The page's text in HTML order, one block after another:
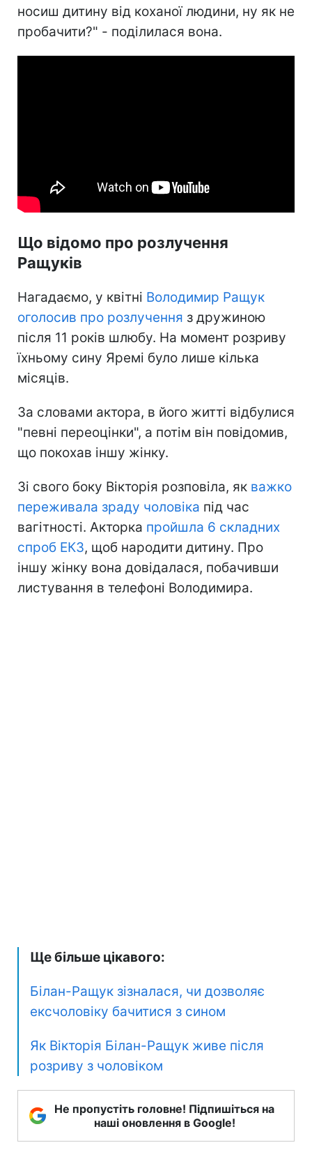
носиш дитину від коханої людини, ну як не
пробачити?" - поділилася вона.
Що відомо про розлучення
Ращуків
Нагадаємо, у квітні Володимир Ращук
оголосив про розлучення з дружиною
після 11 років шлюбу. На момент розриву
їхньому сину Яремі було лише кілька
місяців.
За словами актора, в його житті відбулися
"певні переоцінки", а потім він повідомив,
що покохав іншу жінку.
Зі свого боку Вікторія розповіла, як важко
переживала зраду чоловіка під час
вагітності. Акторка пройшла 6 складних
спроб ЕКЗ, щоб народити дитину. Про
іншу жінку вона довідалася, побачивши
листування в телефоні Володимира.
Ще більше цікавого:
Білан-Ращук зізналася, чи дозволяє
ексчоловіку бачитися з сином
Як Вікторія Білан-Ращук живе після
розриву з чоловіком
Не пропустіть головне! Підпишіться на
наші оновлення в Google!